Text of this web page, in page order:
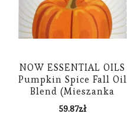
NOW ESSENTIAL OILS
Pumpkin Spice Fall Oil
Blend (Mieszanka
olejków) 30ml
59.87zł